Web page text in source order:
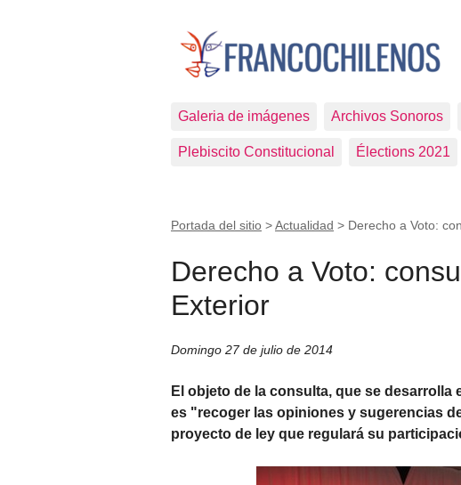
Galeria de imágenes Archivos Sonoros
Plebiscito Constitucional Élections 2021
Portada del sitio >Actualidad > Derecho a Voto:
Derecho a Voto:
Exterior
Domingo 27 de julio de 2014
El objeto de la consulta, que se
es "recoger las opiniones y sugerencias
proyecto de ley que regulará su